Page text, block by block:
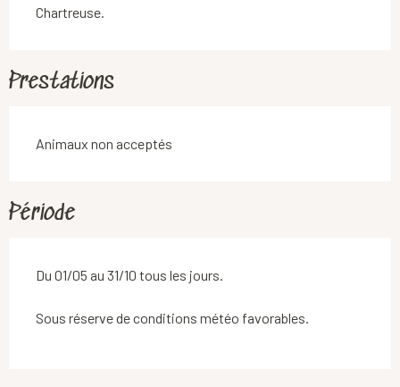
Chartreuse.
Prestations
Animaux non acceptés
Période
Du 01/05 au 31/10 tous les jours.
Sous réserve de conditions météo favorables.